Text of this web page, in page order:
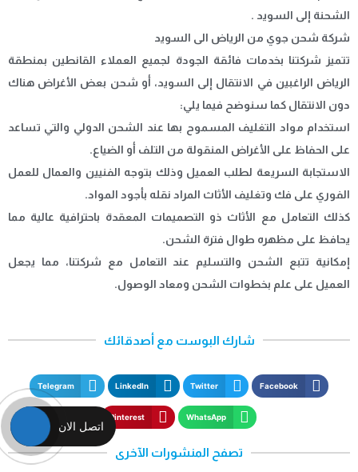
الشحنة إلى السويد .
شركة شحن جوي من الرياض الى السويد
تتميز شركتنا بخدمات فائقة الجودة لجميع العملاء القانطين بمنطقة
الرياض الراغبين في الانتقال إلى السويد، أو شحن بعض الأغراض هناك
دون الانتقال كما سنوضح فيما يلي:
استخدام مواد التغليف المسموح بها عند الشحن الدولي والتي تساعد
على الحفاظ على الأغراض المنقولة من التلف أو الضياع.
الاستجابة السريعة لطلب العميل وذلك بتوجه الفنيين والعمال للعمل
الفوري على فك وتغليف الأثاث المراد نقله بأجود المواد.
كذلك التعامل مع الأثاث ذو التصميمات المعقدة باحترافية عالية مما
يحافظ على مظهره طوال فترة الشحن.
إمكانية تتبع الشحن والتسليم عند التعامل مع شركتنا، مما يجعل
العميل على علم بخطوات الشحن ومعاد الوصول.
شارك البوست مع أصدقائك
Facebook
Twitter
LinkedIn
Telegram
WhatsApp
Pinterest
تصفح المنشورات الآخرى
اتصل الان